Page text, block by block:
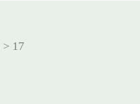
> 17